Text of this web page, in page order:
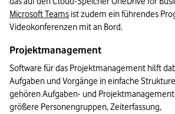
Microsoft Teams ist zudem ein führendes
Videokonferenzen mit an Bord.
Projektmanagement
Software für das Projektmanagement hilft
Aufgaben und Vorgänge in einfache
gehören Aufgaben- und
größere Personengruppen, Zeiterfassung,